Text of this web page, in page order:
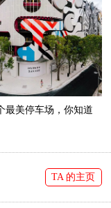
最美停车场，你知道
TA 的主页